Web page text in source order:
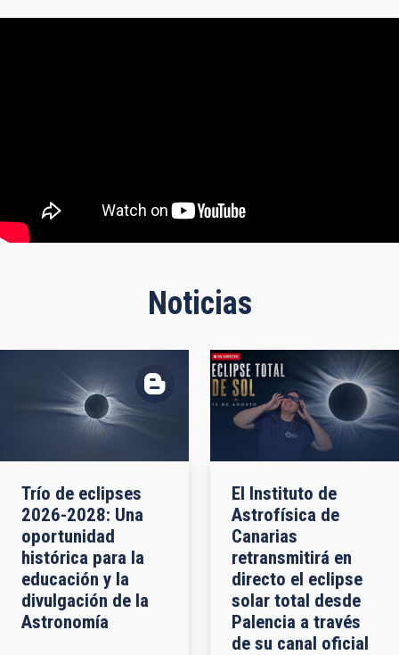
Noticias
Trío de eclipses
2026-2028: Una
oportunidad
histórica para la
educación y la
divulgación de la
Astronomía
El Instituto de
Astrofísica de
Canarias
retransmitirá en
directo el eclipse
solar total desde
Palencia a través
de su canal oficial